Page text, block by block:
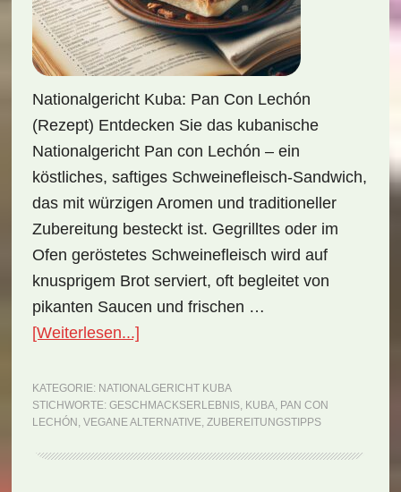
Nationalgericht Kuba: Pan Con Lechón
(Rezept) Entdecken Sie das kubanische
Nationalgericht Pan con Lechón – ein
köstliches, saftiges Schweinefleisch-Sandwich,
das mit würzigen Aromen und traditioneller
Zubereitung besteckt ist. Gegrilltes oder im
Ofen geröstetes Schweinefleisch wird auf
knusprigem Brot serviert, oft begleitet von
pikanten Saucen und frischen …
[Weiterlesen...]ÜberNationalgericht
Pan
con
(Rezept)
KATEGORIE: NATIONALGERICHT KUBA
STICHWORTE: GESCHMACKSERLEBNIS, KUBA, PAN CON
LECHÓN , VEGANE ALTERNATIVE, ZUBEREITUNGSTIPPS